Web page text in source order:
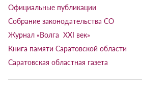
Официальные публикации
Собрание законодательства СО
Журнал «Волга XXI век»
Книга памяти Саратовской области
Саратовская областная газета